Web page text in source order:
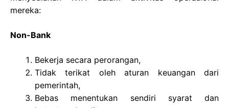
mereka:
Non-Bank
Bekerja secara perorangan,
Tidak terikat oleh aturan keuangan dari
pemerintah,
Bebas menentukan sendiri syarat dan